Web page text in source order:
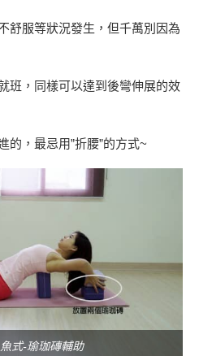
舒服等狀況發生，但千萬別因為
班，同樣可以達到後彎伸展的效
的，最忌用”折腰”的方式~
式-瑜珈磚輔助